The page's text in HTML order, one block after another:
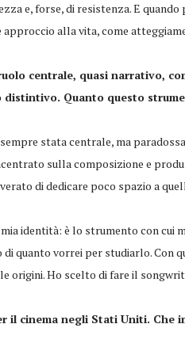
e, forse, di resistenza. E
alla vita, come
centrale, quasi narrativo,
Quanto questo
stata centrale, ma
sulla composizione e
di dedicare poco spazio a
identità: è lo strumento con cui
quanto vorrei per studiarlo. Con
origini. Ho scelto di fare il
il cinema negli Stati Uniti. Che